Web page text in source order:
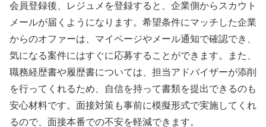
会員登録後、レジュメを登録すると、企業側からスカウト
メールが届くようになります。希望条件にマッチした企業
からのオファーは、マイページやメール通知で確認でき、
気になる案件にはすぐに応募することができます。また、
職務経歴書や履歴書については、担当アドバイザーが添削
を行ってくれるため、自信を持って書類を提出できるのも
安心材料です。面接対策も事前に模擬形式で実施してくれ
るので、面接本番での不安を軽減できます。